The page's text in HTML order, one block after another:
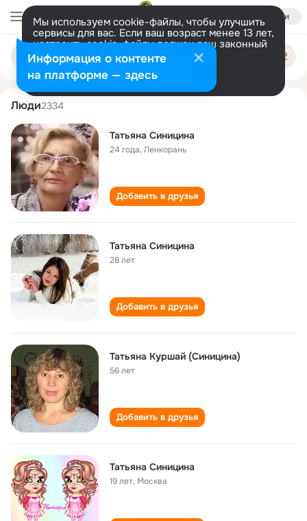
Войти
Мы используем cookie-файлы, чтобы улучшить
сервисы для вас. Если ваш возраст менее 13 лет,
настроить cookie-файлы должен ваш законный
представитель. Больше информации
Разрешить все Настроить
Поиск
людям
tatyana sinitsina
Люди2334
Татьяна Синицина
24 года,Ленкорань
Добавить в друзья
Татьяна Синицина
28 лет
Добавить в друзья
Татьяна Куршай (Синицина)
56 лет
Добавить в друзья
Татьяна Синицина
19 лет, Москва
Информация о контенте
на платформе — здесь